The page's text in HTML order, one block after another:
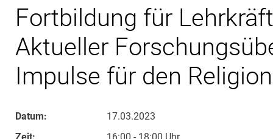
Fortbildung für
Aktueller
Impulse für den
Datum:
17.03.2023